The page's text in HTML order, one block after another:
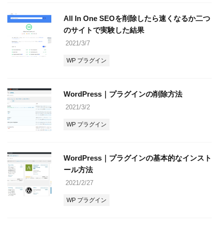
All In One SEOを削除したら速くなるか二つ
のサイトで実験した結果
2021/3/7
WP プラグイン
WordPress｜プラグインの削除方法
2021/3/2
WP プラグイン
WordPress｜プラグインの基本的なインスト
ール方法
2021/2/27
WP プラグイン